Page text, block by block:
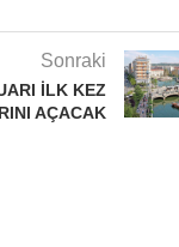
Sonraki
ILK KEZ
AÇACAK